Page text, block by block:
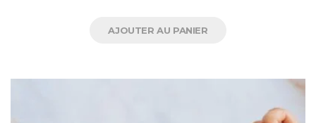
AJOUTER AU PANIER